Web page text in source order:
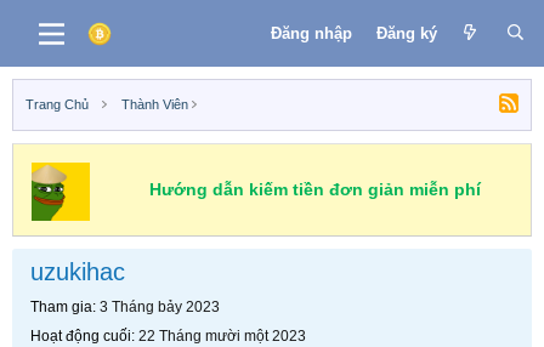
Đăng nhập Đăng ký
Trang Chủ Thành Viên
Hướng dẫn kiếm tiền đơn giản miễn phí
uzukihac
Tham gia 3 Tháng bảy 2023
Hoạt động cuối 22 Tháng mười một 2023